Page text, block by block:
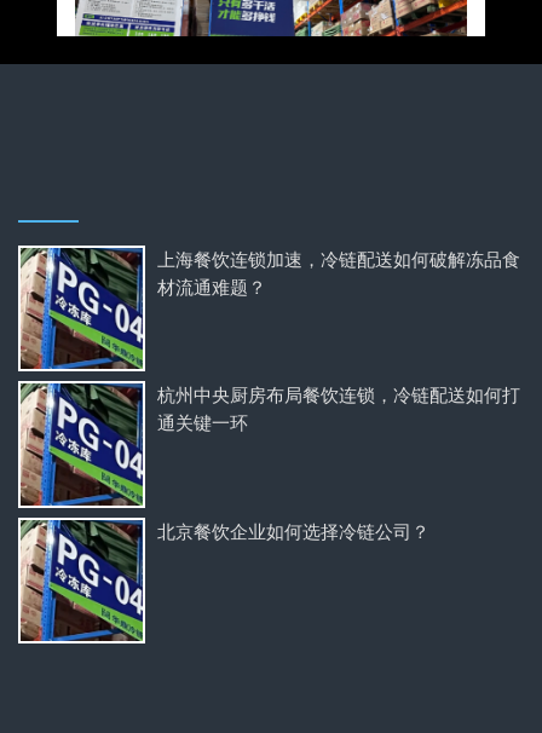
上海餐饮连锁加速，冷链配送如何破解冻品食
材流通难题？
杭州中央厨房布局餐饮连锁，冷链配送如何打
通关键一环
北京餐饮企业如何选择冷链公司？